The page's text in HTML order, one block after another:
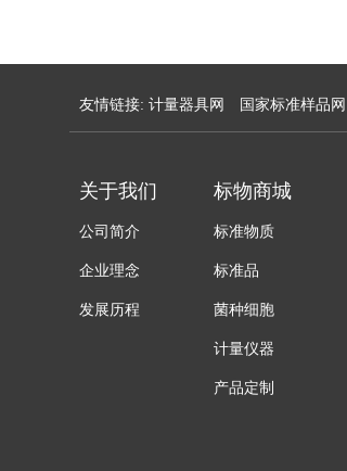
友情链接: 计量器具网 国家标准样品网
关于我们
公司简介
企业理念
发展历程
标物商城
标准物质
标准品
菌种细胞
计量仪器
产品定制